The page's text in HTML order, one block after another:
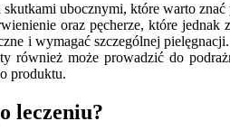
ubocznymi, które warto
oraz pęcherze, które
i wymagać szczególnej
również może prowadzić do
produktu.
leczeniu?